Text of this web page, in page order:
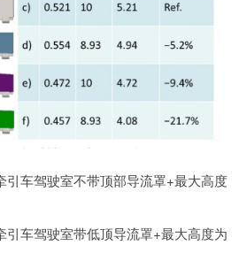
引车驾驶室不带顶部导流罩+最大高度
引车驾驶室带低顶导流罩+最大高度为